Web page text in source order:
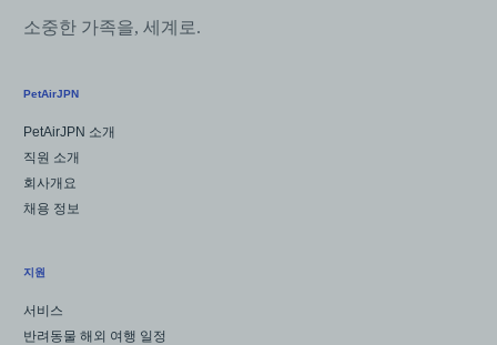
소중한 가족을, 세계로.
PetAirJPN
PetAirJPN 소개
직원 소개
회사개요
채용 정보
지원
서비스
반려동물 해외 여행 일정